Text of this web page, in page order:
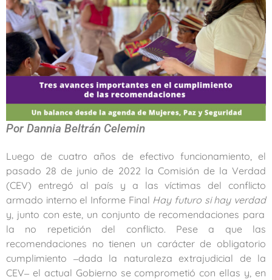
Por Dannia Beltrán Celemin
Luego de cuatro años de efectivo funcionamiento, el
pasado 28 de junio de 2022 la Comisión de la Verdad
(CEV) entregó al país y a las víctimas del conflicto
armado interno el Informe Final Hay futuro si hay verdad
y, junto con este, un conjunto de recomendaciones para
la no repetición del conflicto. Pese a que las
recomendaciones no tienen un carácter de obligatorio
cumplimiento ‒dada la naturaleza extrajudicial de la
CEV‒ el actual Gobierno se comprometió con ellas y, en